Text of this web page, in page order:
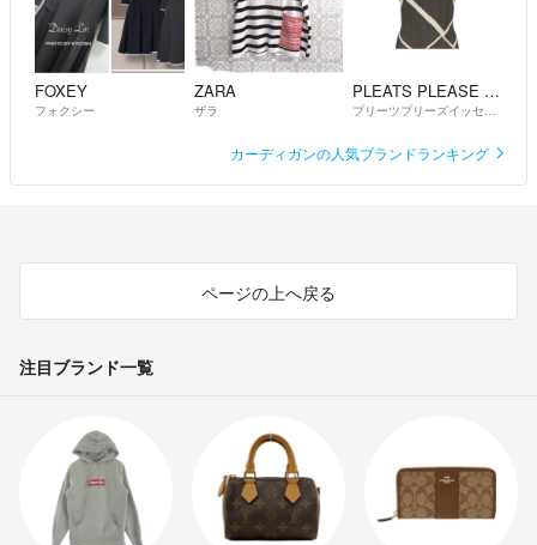
FOXEY
フォクシー
ZARA
ザラ
PLEATS PLEASE ISSEY MIYAKE
カーディガンの人気ブランドランキング
ページの上へ戻る
注目ブランド一覧